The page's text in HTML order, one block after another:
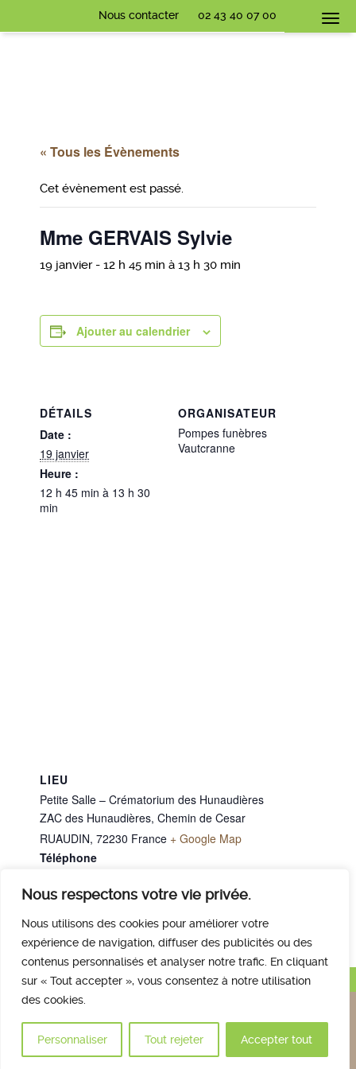
Nous respectons votre vie privée.
Nous utilisons des cookies pour améliorer votre
expérience de navigation, diffuser des publicités ou des
contenus personnalisés et analyser notre trafic. En cliquant
sur « Tout accepter », vous consentez à notre utilisation
des cookies.
Personnaliser Tout rejeter Accepter tout
Nous contacter 02 43 40 07 00
« Tous les Évènements
Cet évènement est passé.
Mme GERVAIS Sylvie
19 janvier - 12 h 45 min à 13 h 30 min
Ajouter au calendrier
DÉTAILS
Date :
19 janvier
Heure :
12 h 45 min à 13 h 30
min
ORGANISATEUR
Pompes funèbres
Vautcranne
LIEU
Petite Salle – Crématorium des Hunaudières
ZAC des Hunaudières, Chemin de Cesar
RUAUDIN, 72230 France + Google Map
Téléphone
M. MURAIL Roger M. CHEREAU Claude
Haut de page
Nous contacter
Plan et accès
Mentions légales
© 2017 Crématorium des Hunaudières